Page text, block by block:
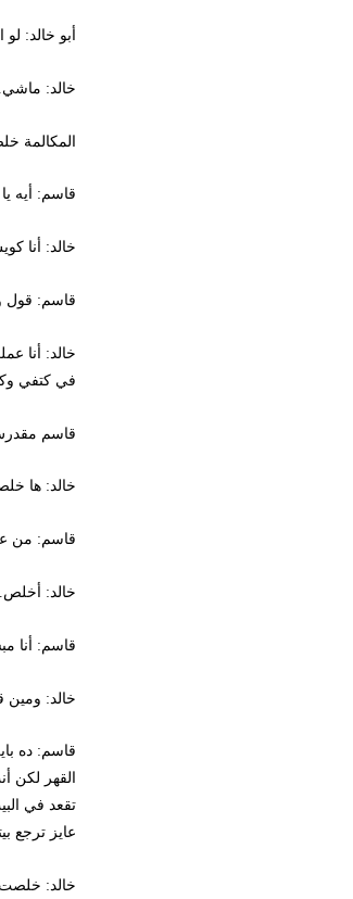
أبو خالد: لو
خالد: ماشي.
المكالمة
قاسم: أيه يا
خالد: أنا
قاسم: قول
خالد: أنا
في كتفي وكل
قاسم مقدرش
خالد: ها
قاسم: من
خالد: أخلص.
قاسم: أنا
خالد: ومين قال
قاسم: ده باين
القهر لكن
تقعد في
عايز ترجع
خالد: خلصت